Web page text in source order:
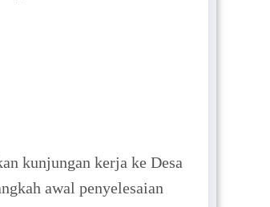
kunjungan kerja ke Desa
awal penyelesaian